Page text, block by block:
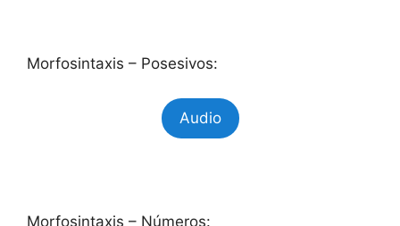
Morfosintaxis – Posesivos:
Audio
Morfosintaxis – Números: